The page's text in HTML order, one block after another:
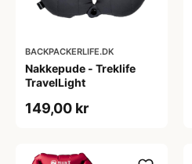
BACKPACKERLIFE.DK
Nakkepude - Treklife
TravelLight
149,00 kr